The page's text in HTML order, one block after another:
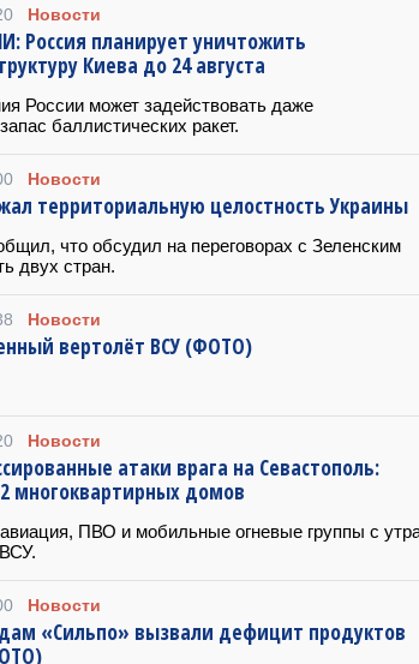
Новости
Россия планирует уничтожить
Киева до 24 августа
России может задействовать даже
баллистических ракет.
Новости
территориальную целостность Украины
что обсудил на переговорах с Зеленским
двух стран.
Новости
вертолёт ВСУ (ФОТО)
Новости
атаки врага на Севастополь:
многоквартирных домов
ПВО и мобильные огневые группы с
Новости
«Сильпо» вызвали дефицит продуктов